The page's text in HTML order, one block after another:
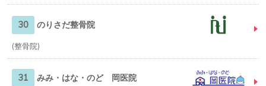
30 のりさだ整骨院
整骨院
31 みみ・はな・のど 岡医院